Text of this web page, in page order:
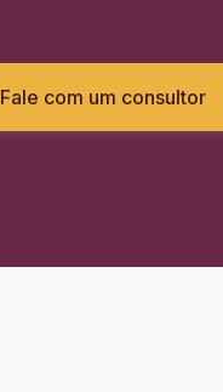
Fale com um consultor